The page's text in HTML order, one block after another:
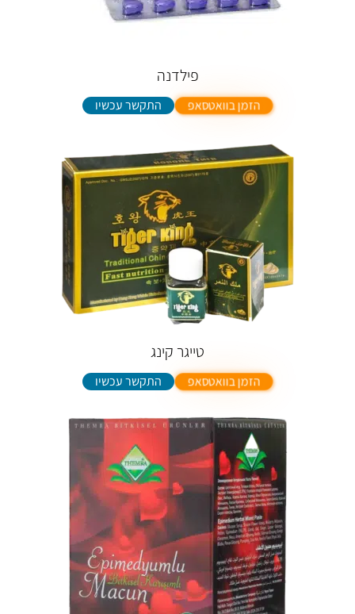
פילדנה
הזמן בוואטסאפ התקשר עכשיו
טייגר קינג
הזמן בוואטסאפ התקשר עכשיו